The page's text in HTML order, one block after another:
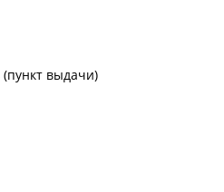
(пункт выдачи)